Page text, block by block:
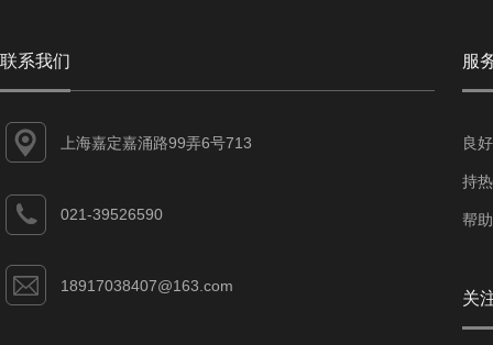
联系我们
上海嘉定嘉涌路99弄6号713
021-39526590
18917038407@163.com
服
良
持
帮
关